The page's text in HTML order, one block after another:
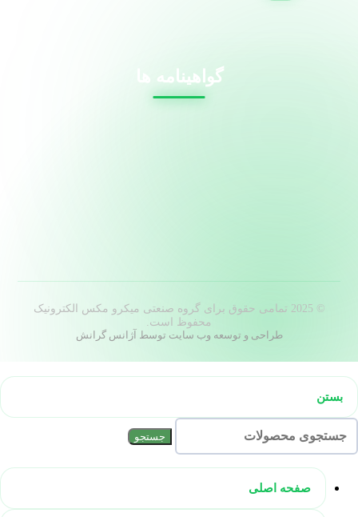
گواهینامه ها
© 2025 تمامی حقوق برای گروه صنعتی میکرو مکس الکترونیک
محفوظ است.
طراحی و توسعه وب سایت توسط آژانس گرانش
بستن
جستجو
صفحه اصلی